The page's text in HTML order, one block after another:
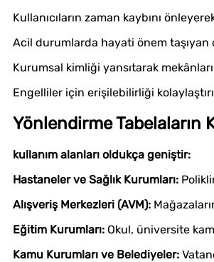
Kullanıcıların zaman kaybını
Acil durumlarda hayati önem taşıyan
Kurumsal kimliği yansıtarak
Engelliler için erişilebilirliği
Yönlendirme Tabelaların
kullanım alanları oldukça geniştir:
Hastaneler ve Sağlık Kurumları:
Alışveriş Merkezleri (AVM):
Eğitim Kurumları: Okul, üniversite
Kamu Kurumları ve Belediyeler: